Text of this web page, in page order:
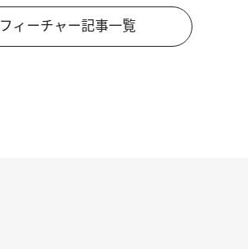
フィーチャー記事一覧